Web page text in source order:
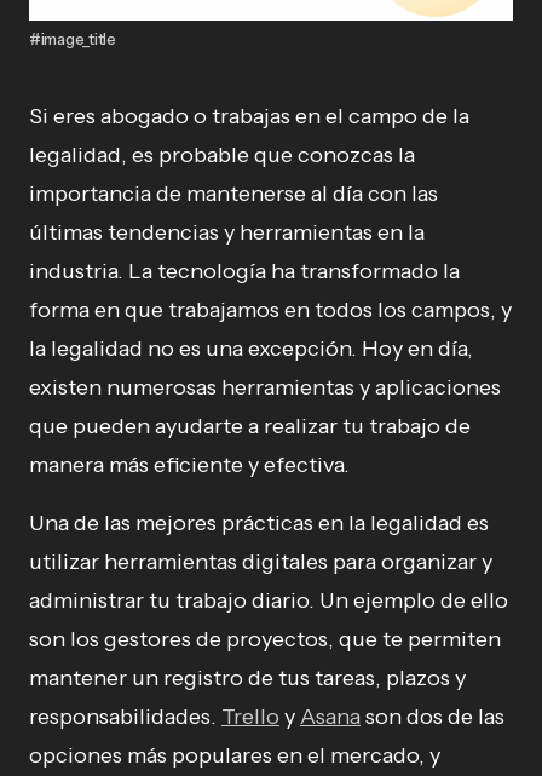
#image_title
Si eres abogado o trabajas en el campo de la
legalidad, es probable que conozcas la
importancia de mantenerse al día con las
últimas tendencias y herramientas en la
industria. La tecnología ha transformado la
forma en que trabajamos en todos los campos, y
la legalidad no es una excepción. Hoy en día,
existen numerosas herramientas y aplicaciones
que pueden ayudarte a realizar tu trabajo de
manera más eficiente y efectiva.
Una de las mejores prácticas en la legalidad es
utilizar herramientas digitales para organizar y
administrar tu trabajo diario. Un ejemplo de ello
son los gestores de proyectos, que te permiten
mantener un registro de tus tareas, plazos y
responsabilidades. Trello yAsanason dos de las
opciones más populares en el mercado, y